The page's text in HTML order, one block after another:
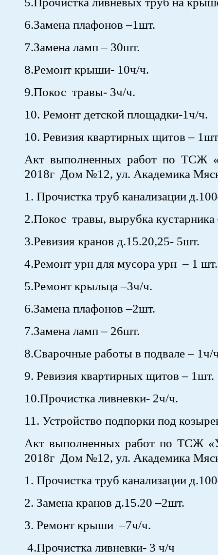
6.Замена плафонов –1шт.
7.Замена ламп – 30шт.
8.Ремонт крыши- 10ч/ч.
9.Покос травы- 3ч/ч.
10. Ремонт детской площадки-1ч/ч.
10. Ревизия квартирных щитов –
Акт выполненных работ по ТСЖ
2018г Дом №12, ул. Академика
1. Прочистка труб канализации
2.Покос травы, вырубка кустарника
3.Ревизия кранов д.15.20,25- 5шт.
4.Ремонт урн для мусора урн – 1 шт.
5.Ремонт крыльца –3ч/ч.
6.Замена плафонов –2шт.
7.Замена ламп – 26шт.
8.Сварочные работы в подвале – 1ч/
9. Ревизия квартирных щитов – 1шт.
10.Прочистка ливневки- 2ч/ч.
11. Устройство подпорки под
Акт выполненных работ по ТСЖ
2018г Дом №12, ул. Академика
1. Прочистка труб канализации
2. Замена кранов д.15.20 –2шт.
3. Ремонт крыши –7ч/ч.
4.Прочистка ливневки- 3 ч/ч